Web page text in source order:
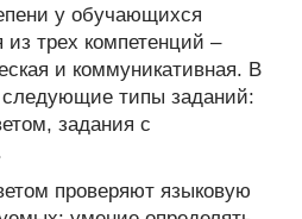
у обучающихся
трех компетенций –
и коммуникативная. В
следующие типы заданий:
задания с
проверяют языковую